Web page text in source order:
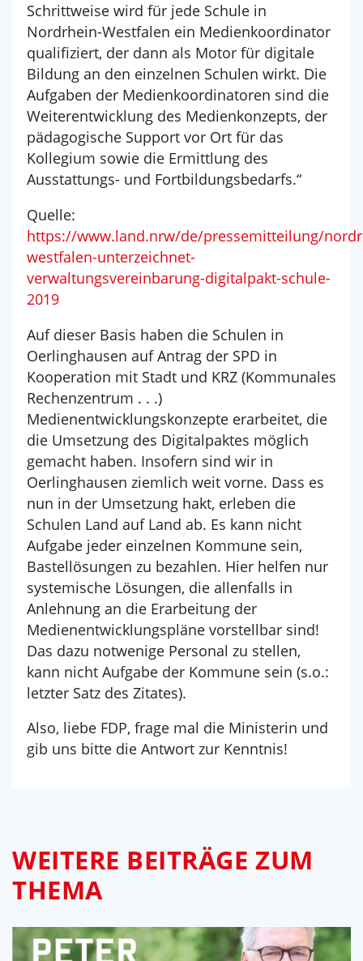
Schrittweise wird für jede Schule in
Nordrhein-Westfalen ein Medienkoordinator
qualifiziert, der dann als Motor für digitale
Bildung an den einzelnen Schulen wirkt. Die
Aufgaben der Medienkoordinatoren sind die
Weiterentwicklung des Medienkonzepts, der
pädagogische Support vor Ort für das
Kollegium sowie die Ermittlung des
Ausstattungs- und Fortbildungsbedarfs.“
Quelle:
https://www.land.nrw/de/pressemitteilung/
westfalen-unterzeichnet-
verwaltungsvereinbarung-digitalpakt-schule-
2019
Auf dieser Basis haben die Schulen in
Oerlinghausen auf Antrag der SPD in
Kooperation mit Stadt und KRZ (Kommunales
Rechenzentrum . . .)
Medienentwicklungskonzepte erarbeitet, die
die Umsetzung des Digitalpaktes möglich
gemacht haben. Insofern sind wir in
Oerlinghausen ziemlich weit vorne. Dass es
nun in der Umsetzung hakt, erleben die
Schulen Land auf Land ab. Es kann nicht
Aufgabe jeder einzelnen Kommune sein,
Bastellösungen zu bezahlen. Hier helfen nur
systemische Lösungen, die allenfalls in
Anlehnung an die Erarbeitung der
Medienentwicklungspläne vorstellbar sind!
Das dazu notwenige Personal zu stellen,
kann nicht Aufgabe der Kommune sein (s.o.:
letzter Satz des Zitates).
Also, liebe FDP, frage mal die Ministerin und
gib uns bitte die Antwort zur Kenntnis!
WEITERE BEITRÄGE ZUM
THEMA